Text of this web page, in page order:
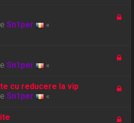
Sn1per
«
Sn1per «
cu reducere la vip
Sn1per «